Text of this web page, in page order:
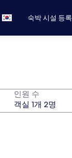
숙박 시설 등록
인원 수